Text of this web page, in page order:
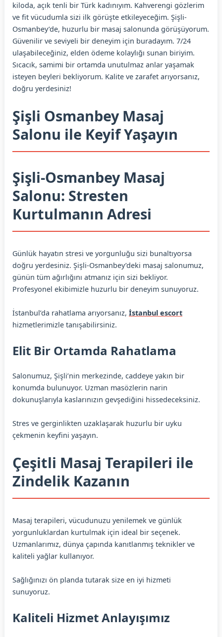
kiloda, açık tenli bir Türk kadınıyım. Kahverengi gözlerim
ve fit vücudumla sizi ilk görüşte etkileyeceğim. Şişli-
Osmanbey’de, huzurlu bir masaj salonunda görüşüyorum.
Güvenilir ve seviyeli bir deneyim için buradayım. 7/24
ulaşabileceğiniz, elden ödeme kolaylığı sunan biriyim.
Sıcacık, samimi bir ortamda unutulmaz anlar yaşamak
isteyen beyleri bekliyorum. Kalite ve zarafet arıyorsanız,
doğru yerdesiniz!
Şişli Osmanbey Masaj
Salonu ile Keyif Yaşayın
Şişli-Osmanbey Masaj
Salonu: Stresten
Kurtulmanın Adresi
Günlük hayatın stresi ve yorgunluğu sizi bunaltıyorsa
doğru yerdesiniz. Şişli-Osmanbey’deki masaj salonumuz,
günün tüm ağırlığını atmanız için sizi bekliyor.
Profesyonel ekibimizle huzurlu bir deneyim sunuyoruz.
İstanbul’da rahatlama arıyorsanız, İstanbul escort
hizmetlerimizle tanışabilirsiniz.
Elit Bir Ortamda Rahatlama
Salonumuz, Şişli’nin merkezinde, caddeye yakın bir
konumda bulunuyor. Uzman masözlerin narin
dokunuşlarıyla kaslarınızın gevşediğini hissedeceksiniz.
Stres ve gerginlikten uzaklaşarak huzurlu bir uyku
çekmenin keyfini yaşayın.
Çeşitli Masaj Terapileri ile
Zindelik Kazanın
Masaj terapileri, vücudunuzu yenilemek ve günlük
yorgunluklardan kurtulmak için ideal bir seçenek.
Uzmanlarımız, dünya çapında kanıtlanmış teknikler ve
kaliteli yağlar kullanıyor.
Sağlığınızı ön planda tutarak size en iyi hizmeti
sunuyoruz.
Kaliteli Hizmet Anlayışımız